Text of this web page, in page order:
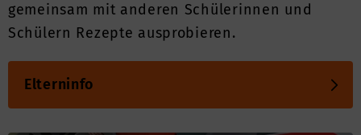
gemeinsam mit anderen Schülerinnen und
Schülern Rezepte ausprobieren.
Elterninfo